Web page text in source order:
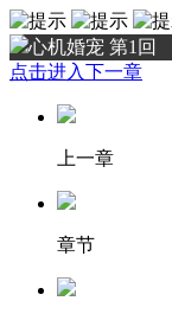
心机婚宠 第1回
点击进入下一章
上一章
章节